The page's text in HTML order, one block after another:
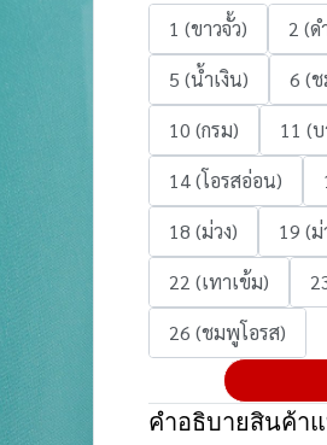
1 (ขาวจั้ว) 2 (ด
5 (น้ำเงิน)
6 (
10 (กรม)
11 (
14 (โอรสอ่อน)
18 (ม่วง)
19 (ม่
22 (เทาเข้ม)
26 (ชมพูโอรส)
คำอธิบายสินค้า